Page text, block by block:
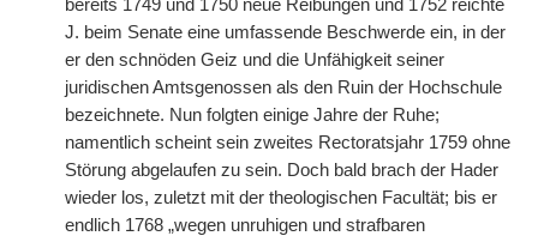
bereits 1749 und 1750 neue Reibungen und 1752 reichte
J. beim Senate eine umfassende Beschwerde ein, in der
er den schnöden Geiz und die Unfähigkeit seiner
juridischen Amtsgenossen als den Ruin der Hochschule
bezeichnete. Nun folgten einige Jahre der Ruhe;
namentlich scheint sein zweites Rectoratsjahr 1759 ohne
Störung abgelaufen zu sein. Doch bald brach der Hader
wieder los, zuletzt mit der theologischen Facultät; bis er
endlich 1768 „wegen unruhigen und strafbaren